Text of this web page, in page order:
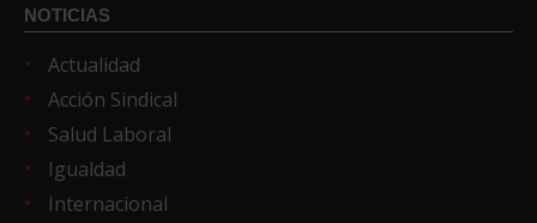
NOTICIAS
Actualidad
Acción Sindical
Salud Laboral
Igualdad
Internacional